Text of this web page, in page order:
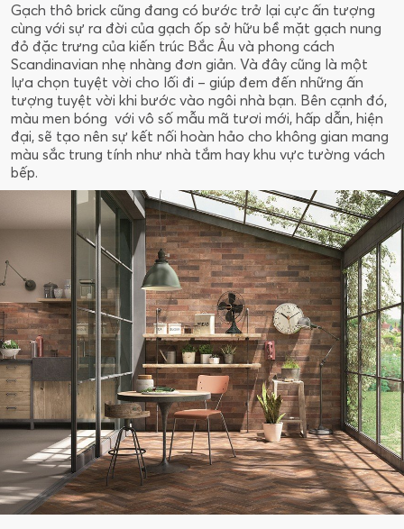
Gạch thô brick cũng đang có bước trở lại cực ấn tượng
cùng với sự ra đời của gạch ốp sở hữu bề mặt gạch nung
đỏ đặc trưng của kiến trúc Bắc Âu và phong cách
Scandinavian nhẹ nhàng đơn giản. Và đây cũng là một
lựa chọn tuyệt vời cho lối đi – giúp đem đến những ấn
tượng tuyệt vời khi bước vào ngôi nhà bạn. Bên cạnh đó,
màu men bóng với vô số mẫu mã tươi mới, hấp dẫn, hiện
đại, sẽ tạo nên sự kết nối hoàn hảo cho không gian mang
màu sắc trung tính như nhà tắm hay khu vực tường vách
bếp.